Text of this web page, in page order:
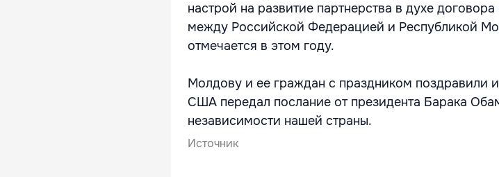
настрой на развитие партнерства в духе
между Российской Федерацией и Республикой
отмечается в этом году.
Молдову и ее граждан с праздником поздравили
США передал послание от президента Барака
независимости нашей страны.
Источник